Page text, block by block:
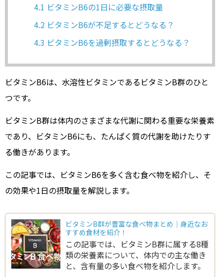
4.1 ビタミンB6の1日に必要な摂取量
4.2 ビタミンB6が不足するとどうなる？
4.3 ビタミンB6を過剰摂取するとどうなる？
ビタミンB6は、水溶性ビタミンであるビタミンB群のひと
つです。
ビタミンB群は体内のさまざまな代謝に関わる重要な栄養素
であり、ビタミンB6にも、たんぱく質の代謝を助けたりす
る働きがあります。
この記事では、ビタミンB6を多く含む食べ物を紹介し、そ
の効果や1日の摂取量を解説します。
ビタミンB群が豊富な食べ物まとめ｜身近なお
すすめ食材を紹介！
この記事では、ビタミンB群に属する8種
類の栄養素について、体内での主な働き
と、含有量の多い食べ物を紹介します。